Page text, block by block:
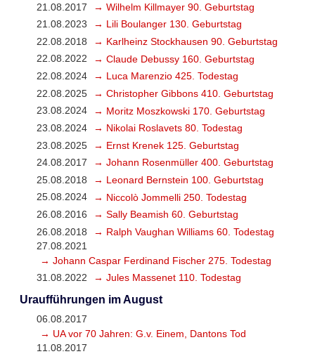
21.08.2017
→ Wilhelm Killmayer 90. Geburtstag
21.08.2023
→ Lili Boulanger 130. Geburtstag
22.08.2018
→ Karlheinz Stockhausen 90. Geburtstag
22.08.2022
→ Claude Debussy 160. Geburtstag
22.08.2024
→ Luca Marenzio 425. Todestag
22.08.2025
→ Christopher Gibbons 410. Geburtstag
23.08.2024
→ Moritz Moszkowski 170. Geburtstag
23.08.2024
→ Nikolai Roslavets 80. Todestag
23.08.2025
→ Ernst Krenek 125. Geburtstag
24.08.2017
→ Johann Rosenmüller 400. Geburtstag
25.08.2018
→ Leonard Bernstein 100. Geburtstag
25.08.2024
→ Niccolò Jommelli 250. Todestag
26.08.2016
→ Sally Beamish 60. Geburtstag
26.08.2018
→ Ralph Vaughan Williams 60. Todestag
27.08.2021
→ Johann Caspar Ferdinand Fischer 275. Todestag
31.08.2022
→ Jules Massenet 110. Todestag
Uraufführungen im August
06.08.2017
→ UA vor 70 Jahren: G.v. Einem, Dantons Tod
11.08.2017